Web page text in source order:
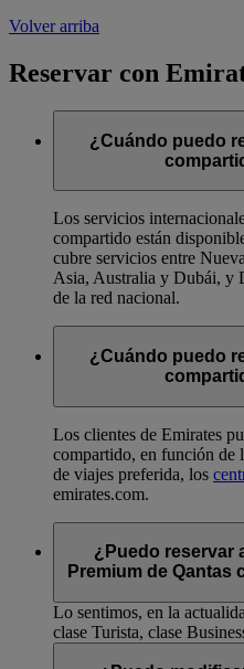
Volver arriba
Reservar con
¿Cuándo puedo
Los servicios
compartido están
cubre servicios entre
Asia, Australia y Dubái, y
de la red nacional.
¿Cuándo puedo
Los clientes de Emirates
compartido, en función de
de viajes preferida, los
emirates.com.
¿Puedo reservar
Premium de Qantas
Lo sentimos, en la
clase Turista, clase